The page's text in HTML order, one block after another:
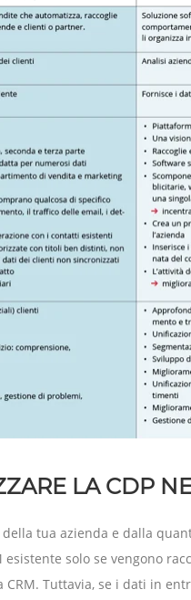
LA CDP
tua azienda e dalla
esistente solo se vengono
Tuttavia, se i dati in